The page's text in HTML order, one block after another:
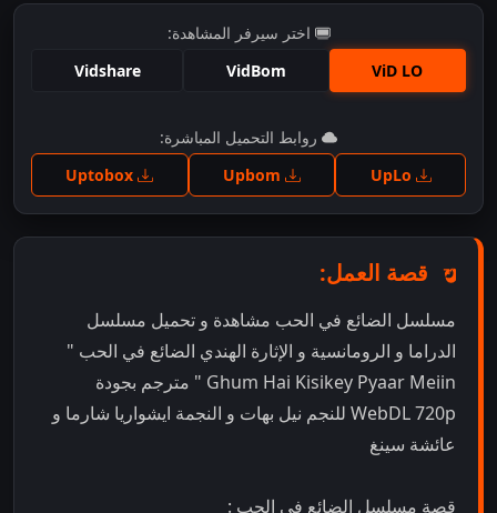
اختر سيرفر المشاهدة:
ViD LO
VidBom
Vidshare
اضغط للمشاهدة
روابط التحميل المباشرة:
Uptobox
قصة العمل:
مسلسل الضائع في الحب مشاهدة و تحميل مسلسل
الدراما و الرومانسية و الإثارة الهندي الضائع في الحب "
Ghum Hai Kisikey Pyaar Meiin " مترجم بجودة
WebDL 720p للنجم نيل بهات و النجمة ايشواريا شارما و
عائشة سينغ
قصة مسلسل الضائع في الحب :